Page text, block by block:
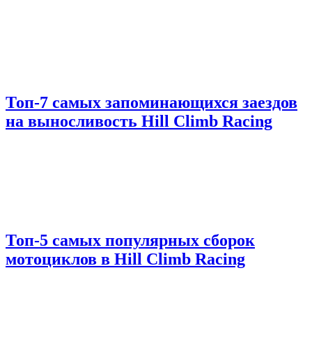
Топ-7 самых запоминающихся заездов
на выносливость Hill Climb Racing
Топ-5 самых популярных сборок
мотоциклов в Hill Climb Racing